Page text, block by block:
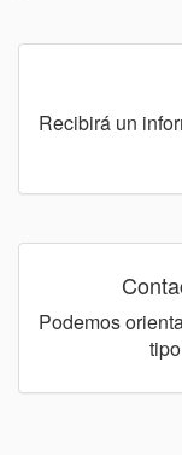
Recibirá un
Podemos